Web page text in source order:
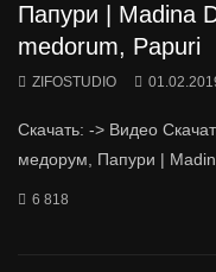
Папури | Madina
medorum, Papuri
ZIFOSTUDIO
Скачать: -> Видео
медорум, Папури |
6 818